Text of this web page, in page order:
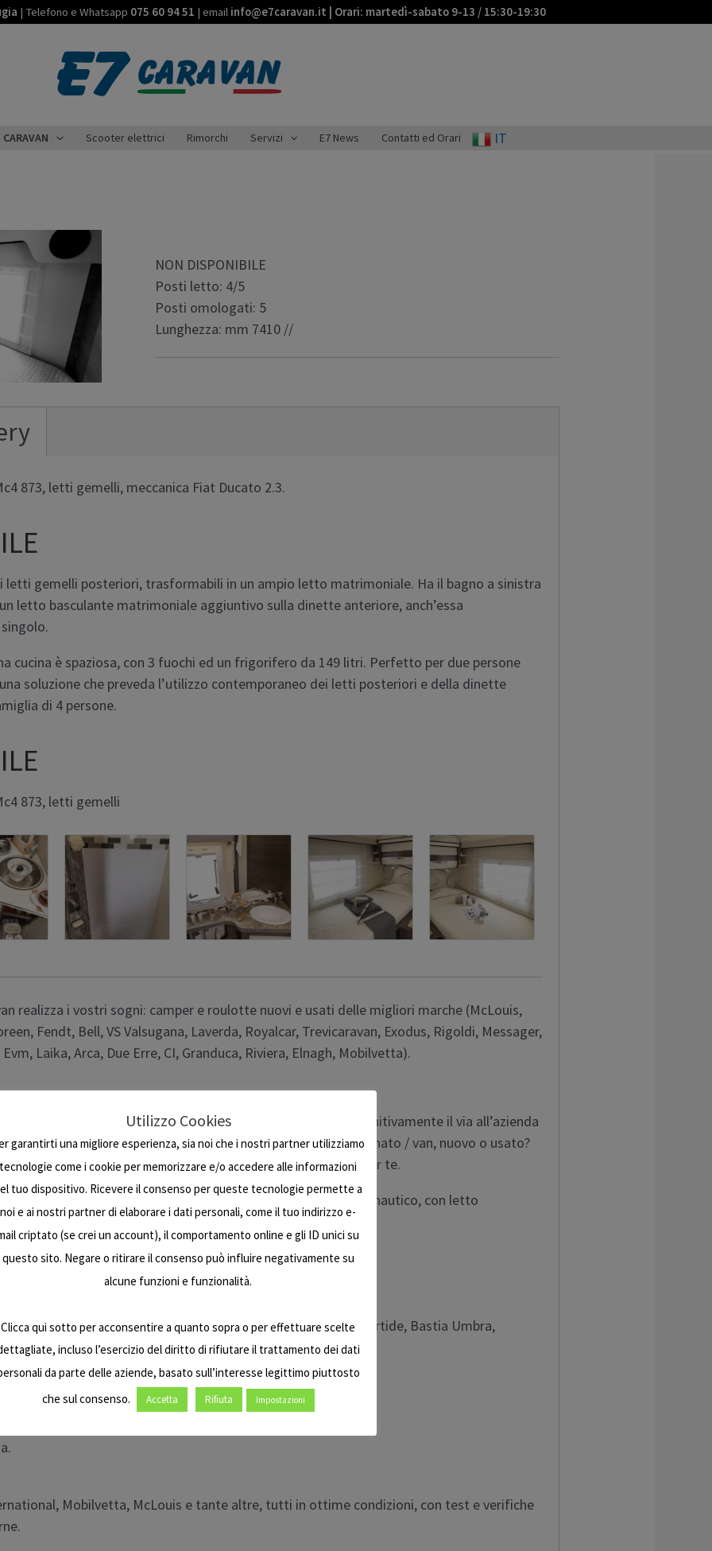
| Telefono e Whatsapp 075 60 94 51 | email info@e7caravan.it | Orari: martedì-sabato 9-13 / 15:30-19:30
CARAVAN Scooter elettrici Rimorchi Servizi E7 News Contatti ed Orari IT
NON DISPONIBILE
Posti letto: 4/5
Posti omologati: 5
Lunghezza: mm 7410 //
873, letti gemelli, meccanica Fiat Ducato 2.3.
letti gemelli posteriori, trasformabili in un ampio letto matrimoniale. Ha il bagno a sinistra
letto basculante matrimoniale aggiuntivo sulla dinette anteriore, anch’essa
cucina è spaziosa, con 3 fuochi ed un frigorifero da 149 litri. Perfetto per due persone
soluzione che preveda l’utilizzo contemporaneo dei letti posteriori e della dinette
di 4 persone.
873, letti gemelli
realizza i vostri sogni: camper e roulotte nuovi e usati delle migliori marche (McLouis,
Fendt, Bell, VS Valsugana, Laverda, Royalcar, Trevicaravan, Exodus, Rigoldi, Messager,
Laika, Arca, Due Erre, CI, Granduca, Riviera, Elnagh, Mobilvetta).
per il campeggio, poi l’avvento del camper ha dato definitivamente il via all’azienda
camper semintegrale, mansardato, un motorhome, un furgonato / van, nuovo o usato?
le tue esigenze con un camper o una roulotte su misura per te.
doccia separati, con letto matrimoniale trasversale, con letto nautico, con letto
per tutti i gusti!
di soluzioni per soddisfare la tua grande voglia di viaggio!
a Perugia, Terni, Spoleto, Corciano, Assisi, Foligno, Umbertide, Bastia Umbra,
Todi, Città di Castello e Narni.
Rimini, Riccione, Bologna.
Urbino, Ascoli Piceno, Macerata, Fermo, Fabriano, Jesi.
Arezzo, Prato, Empoli.
Mobilvetta, McLouis e tante altre, tutti in ottime condizioni, con test e verifiche
Utilizzo Cookies
garantirti una migliore esperienza, sia noi che i nostri partner utilizziamo
tecnologie come i cookie per memorizzare e/o accedere alle informazioni
tuo dispositivo. Ricevere il consenso per queste tecnologie permette a
noi e ai nostri partner di elaborare i dati personali, come il tuo indirizzo e-
criptato (se crei un account), il comportamento online e gli ID unici su
questo sito. Negare o ritirare il consenso può influire negativamente su
alcune funzioni e funzionalità.
Clicca qui sotto per acconsentire a quanto sopra o per effettuare scelte
incluso l’esercizio del diritto di rifiutare il trattamento dei dati
da parte delle aziende, basato sull’interesse legittimo piuttosto
che sul consenso.
Accetta Rifiuta Impostazioni